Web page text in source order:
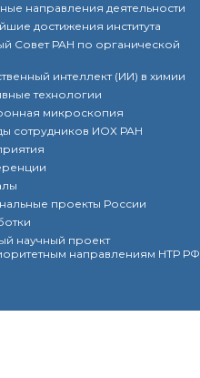
направления деятельности
достижения института
Совет РАН по органической
интеллект (ИИ) в химии
технологии
микроскопия
сотрудников ИОХ РАН
проекты России
научный проект
направлениям НТР РФ